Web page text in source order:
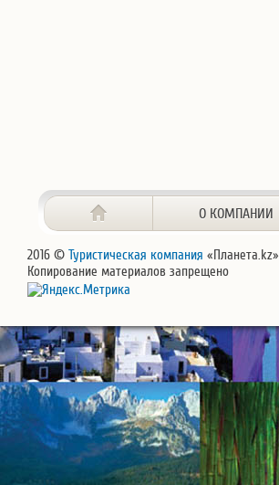
О КОМПАНИИ
2016 © Туристическая компания «Планета.kz»
Копирование материалов запрещено